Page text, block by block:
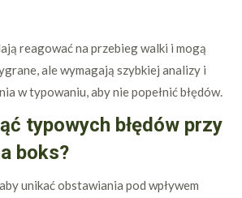
reagować na przebieg walki i mogą
ale wymagają szybkiej analizy i
w typowaniu, aby nie popełnić błędów.
typowych błędów przy
boks?
unikać obstawiania pod wpływem